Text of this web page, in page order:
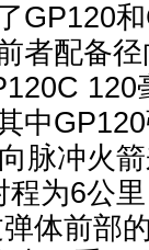
GP120
者配备
120
中
脉冲火
为6公
体前部